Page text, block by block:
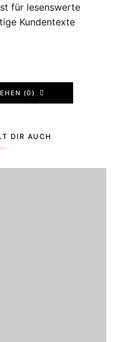
für lesenswerte
Kundentexte
(0)
DIR AUCH